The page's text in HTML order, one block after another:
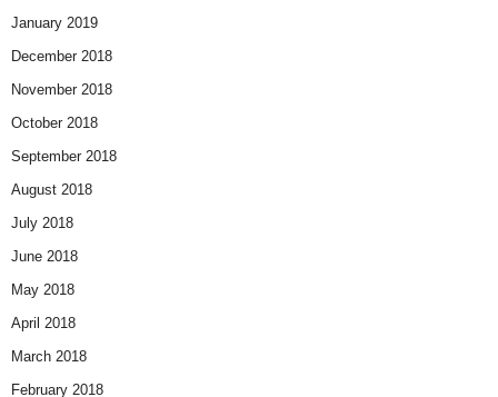
January 2019
December 2018
November 2018
October 2018
September 2018
August 2018
July 2018
June 2018
May 2018
April 2018
March 2018
February 2018